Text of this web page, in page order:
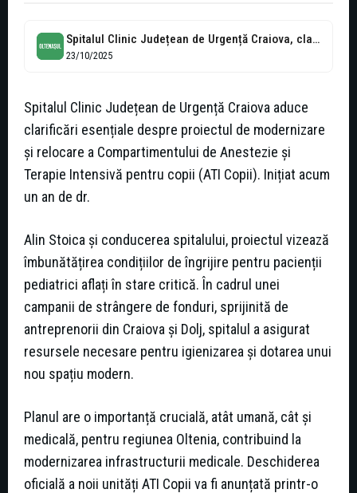
Spitalul Clinic Județean de Urgență Craiova, clarificări privind proiectul de modernizare și...
23/10/2025
Spitalul Clinic Județean de Urgență Craiova aduce
clarificări esențiale despre proiectul de modernizare
și relocare a Compartimentului de Anestezie și
Terapie Intensivă pentru copii (ATI Copii). Inițiat acum
un an de dr.
Alin Stoica și conducerea spitalului, proiectul vizează
îmbunătățirea condițiilor de îngrijire pentru pacienții
pediatrici aflați în stare critică. În cadrul unei
campanii de strângere de fonduri, sprijinită de
antreprenorii din Craiova și Dolj, spitalul a asigurat
resursele necesare pentru igienizarea și dotarea unui
nou spațiu modern.
Planul are o importanță crucială, atât umană, cât și
medicală, pentru regiunea Oltenia, contribuind la
modernizarea infrastructurii medicale. Deschiderea
oficială a noii unități ATI Copii va fi anunțată printr-o